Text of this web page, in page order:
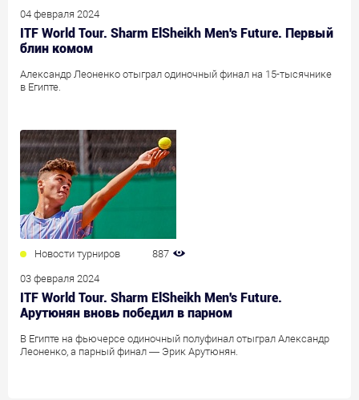
04 февраля 2024
ITF World Tour. Sharm ElSheikh Men's Future. Первый
блин комом
Александр Леоненко отыграл одиночный финал на 15-тысячнике
в Египте.
Новости турниров 887
03 февраля 2024
ITF World Tour. Sharm ElSheikh Men's Future.
Арутюнян вновь победил в парном
В Египте на фьючерсе одиночный полуфинал отыграл Александр
Леоненко, а парный финал — Эрик Арутюнян.